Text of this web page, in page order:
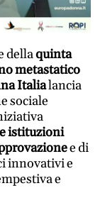
dellaquinta
metastatico
Italialancia
sociale
istituzioni
e di
innovativi e
e